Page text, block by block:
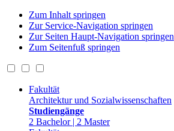
Zum Inhalt springen
Zur Service-Navigation springen
Zur Seiten Haupt-Navigation springen
Zum Seitenfuß springen
Fakultät
Architektur und Sozialwissenschaften
Studiengänge
2 Bachelor | 2 Master